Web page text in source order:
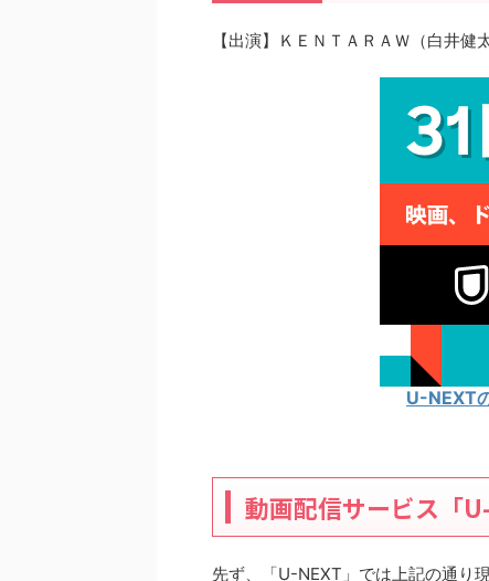
【出演】ＫＥＮＴＡＲＡＷ（白井
U-NEXT
動画配信サービス「
先ず、「U-NEXT」では上記の通り